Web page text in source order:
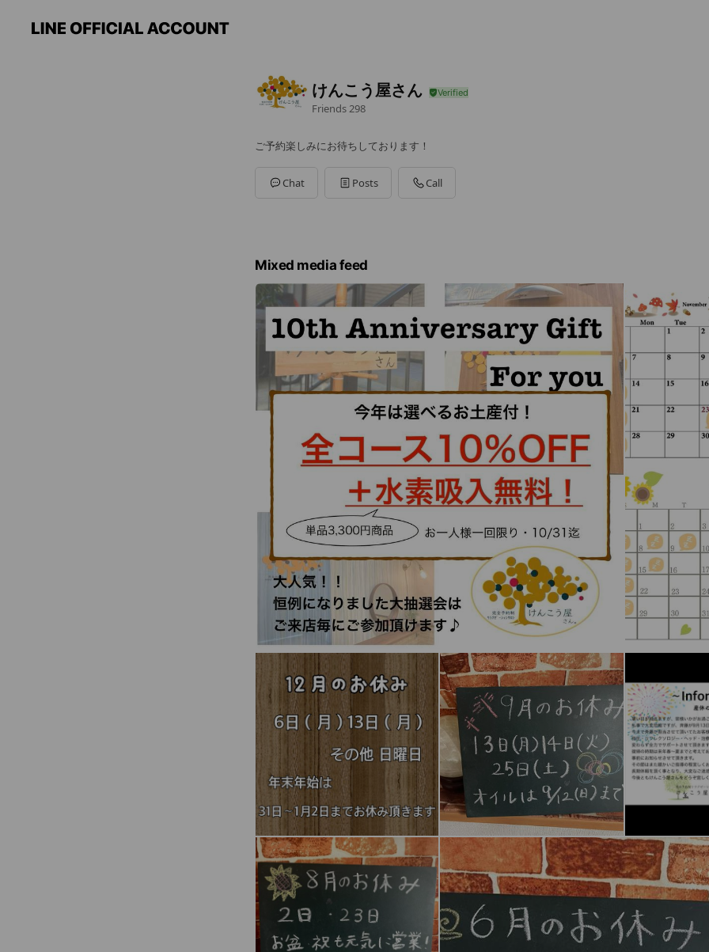
けんこう屋さん
Friends 298
ご予約楽しみにお待ちしております！
Chat Posts Call
Mixed media feed